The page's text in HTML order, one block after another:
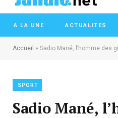
A LA UNE ACTUALITES
Accueil » Sadio Mané, l’homme des
SPORT
Sadio Mané,